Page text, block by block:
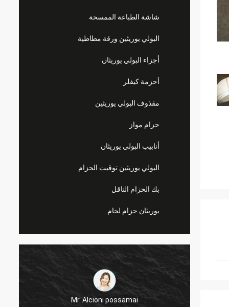
شاشة الطباعة الممسحة
البولي يوريثين ورقة مطاطية
أجزاء البولي يوريثان
أحزمة كيفلر
مقذوف البولي يوريثين
حزام مواز
أنابيب البولي يوريثان
البولي يوريثين توقيت الحزام
بك الحزام الناقل
يوريثان حزام لحام
Mr. Alcioni possamai